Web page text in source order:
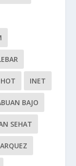
HOT INET
BAJO
SEHAT